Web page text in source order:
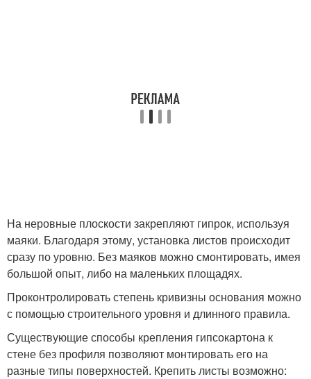
На неровные плоскости закрепляют гипрок, используя
маяки. Благодаря этому, установка листов происходит
сразу по уровню. Без маяков можно смонтировать, имея
большой опыт, либо на маленьких площадях.
Проконтролировать степень кривизны основания можно
с помощью строительного уровня и длинного правила.
Существующие способы крепления гипсокартона к
стене без профиля позволяют монтировать его на
разные типы поверхностей. Крепить листы возможно: